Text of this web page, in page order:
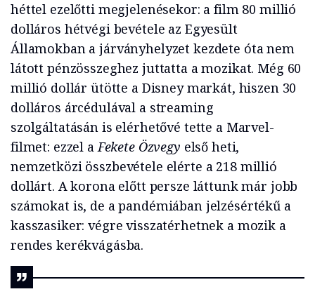
héttel ezelőtti megjelenésekor: a film 80 millió
dolláros hétvégi bevétele az Egyesült
Államokban a járványhelyzet kezdete óta nem
látott pénzösszeghez juttatta a mozikat. Még 60
millió dollár ütötte a Disney markát, hiszen 30
dolláros árcédulával a streaming
szolgáltatásán is elérhetővé tette a Marvel-
filmet: ezzel aFekete Özvegy első heti,
nemzetközi összbevétele elérte a 218 millió
dollárt. A korona előtt persze láttunk már jobb
számokat is, de a pandémiában jelzésértékű a
kasszasiker: végre visszatérhetnek a mozik a
rendes kerékvágásba.